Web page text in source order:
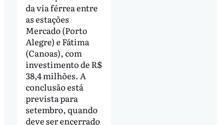
da via férrea entre
as estações
Mercado (Porto
Alegre) e Fátima
(Canoas), com
investimento de R$
38,4 milhões. A
conclusão está
prevista para
setembro, quando
deve ser encerrado